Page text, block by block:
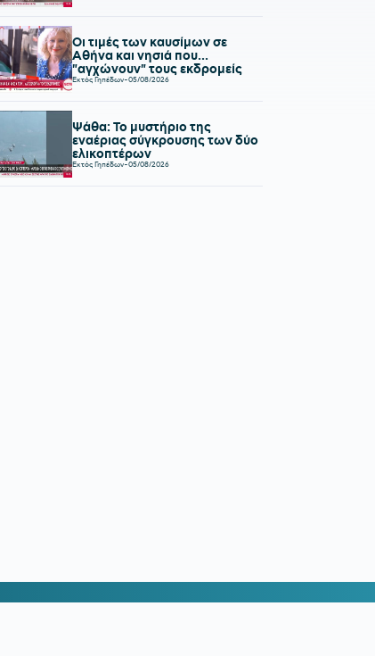
Οι τιμές των καυσίμων σε
Αθήνα και νησιά που...
"αγχώνουν" τους εκδρομείς
Εκτός Γηπέδων-05/08/2026
Ψάθα: Το μυστήριο της
εναέριας σύγκρουσης των δύο
ελικοπτέρων
Εκτός Γηπέδων-05/08/2026